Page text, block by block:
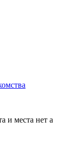
и места нет а